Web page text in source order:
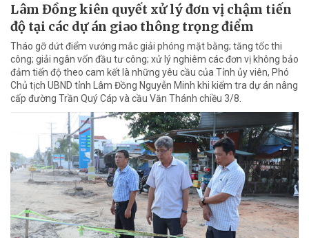
Lâm Đồng kiên quyết xử lý đơn vị chậm tiến
độ tại các dự án giao thông trọng điểm
Tháo gỡ dứt điểm vướng mắc giải phóng mặt bằng; tăng tốc thi
công; giải ngân vốn đầu tư công; xử lý nghiêm các đơn vị không bảo
đảm tiến độ theo cam kết là những yêu cầu của Tỉnh ủy viên, Phó
Chủ tịch UBND tỉnh Lâm Đồng Nguyễn Minh khi kiểm tra dự án nâng
cấp đường Trần Quý Cáp và cầu Văn Thánh chiều 3/8.